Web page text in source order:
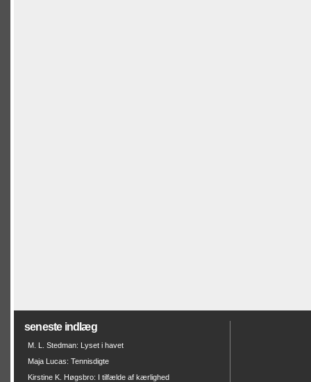
seneste indlæg
M. L. Stedman: Lyset i havet
Maja Lucas: Tennisdigte
Kirstine K. Høgsbro: I tilfælde af kærlighed